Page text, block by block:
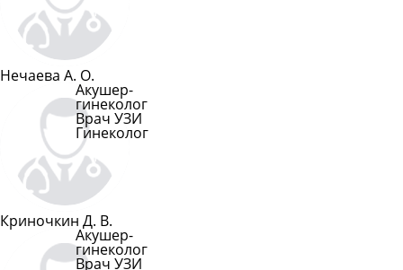
Подробнее
Нечаева А. О.
Акушер-
гинеколог
Врач УЗИ
Гинеколог
Подробнее
Криночкин Д. В.
Акушер-
гинеколог
Врач УЗИ